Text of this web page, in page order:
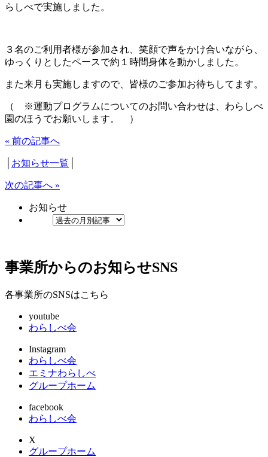
らしべで実施しました。
３名のご利用者様が参加され、笑顔で声をかけ合いながら、
ゆっくりとしたペースで約１時間身体を動かしました。
また来月も実施しますので、皆様のご参加お待ちしてます。
（ ※運動プログラムについてのお問い合わせは、わらしべ
園のほうでお願いします。 ）
« 前の記事へ
お知らせ一覧
次の記事へ »
お知らせ
事業所からのお知らせSNS
各事業所のSNSはこちら
youtube
わらしべ会
Instagram
わらしべ会
エミナわらしべ
グループホーム
facebook
わらしべ会
X
グループホーム